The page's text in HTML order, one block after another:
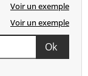
Voir un exemple
Voir un exemple